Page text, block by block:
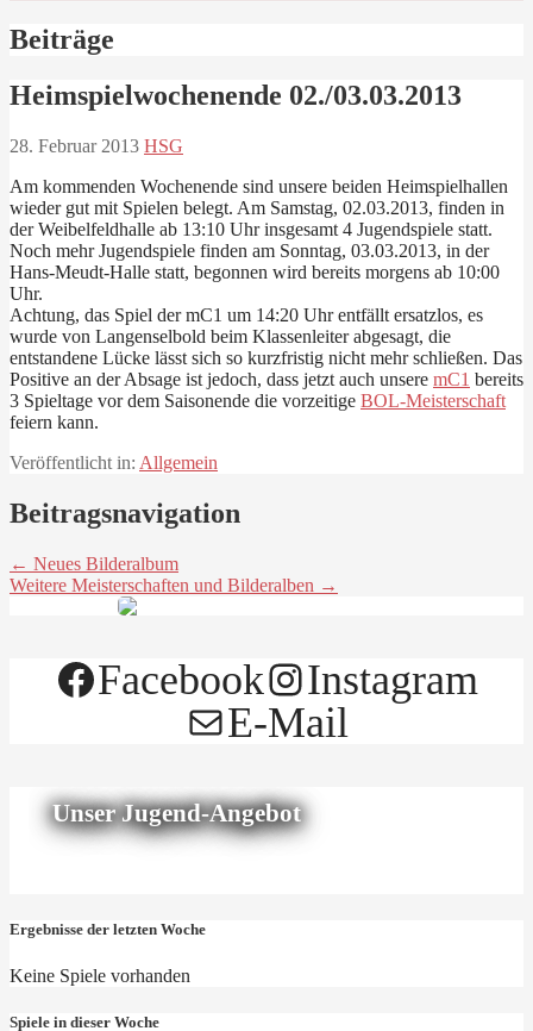
Beiträge
Heimspielwochenende 02./03.03.2013
28. Februar 2013 HSG
Am kommenden Wochenende sind unsere beiden Heimspielhallen
wieder gut mit Spielen belegt. Am Samstag, 02.03.2013, finden in
der Weibelfeldhalle ab 13:10 Uhr insgesamt 4 Jugendspiele statt.
Noch mehr Jugendspiele finden am Sonntag, 03.03.2013, in der
Hans-Meudt-Halle statt, begonnen wird bereits morgens ab 10:00
Uhr.
Achtung, das Spiel der mC1 um 14:20 Uhr entfällt ersatzlos, es
wurde von Langenselbold beim Klassenleiter abgesagt, die
entstandene Lücke lässt sich so kurzfristig nicht mehr schließen. Das
Positive an der Absage ist jedoch, dass jetzt auch unsere mC1 bereits
3 Spieltage vor dem Saisonende die vorzeitige BOL-Meisterschaft
feiern kann.
Veröffentlicht in: Allgemein
Beitragsnavigation
← Neues Bilderalbum
Weitere Meisterschaften und Bilderalben →
Facebook
Instagram
E-Mail
Unser Jugend-Angebot
Ergebnisse der letzten Woche
Keine Spiele vorhanden
Spiele in dieser Woche